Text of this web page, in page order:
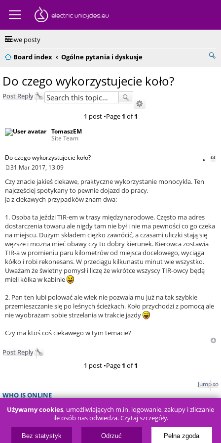
Nowe posty
Board index
Ogólne pytania i dyskusje
Do czego wykorzystujecie koło?
Post Reply
1 post •Page 1 of1
TomaszEM
Site Team
Do czego wykorzystujecie koło?
31 Mar 2017, 13:09
Czy znacie jakieś ciekawe, praktyczne wykorzystanie monocykla. Ten
najczęściej spotykany to pewnie dojazd do pracy.
Ja z ciekawych przypadków znam dwa:
1. Osoba ta jeździ TIR-em w trasy międzynarodowe. Często ma adres
dostarczenia towaru ale nigdy tam nie był i nie ma pewności co go czeka
na miejscu. Dużym składem ciężko zawrócić, a czasami uliczki stają się
węższe i można mieć obawy czy to dobry kierunek. Kierowca zostawia
TIR-a w promieniu paru kilometrów od miejsca docelowego, wyciąga
kółko i robi rekonesans. W przeciągu kilkunastu minut wie wszystko.
Uważam że świetny pomysł i liczę że wkrótce wszyscy TIR-owcy będą
mieli kółka w kabinie
2. Pan ten lubi polować ale wiek nie pozwala mu już na tak szybkie
przemieszczanie się po leśnych ścieżkach. Koło przychodzi z pomocą ale
nie wyobrażam sobie strzelania w trakcie jazdy
Czy ma ktoś coś ciekawego w tym temacie?
Post Reply
1 post •Page 1 of1
Jump to
WHO IS ONLINE
Users browsing this forum: No registered users and 78 guests
Powered by ® Forum Software © phpBB Limited
Używamy cookies, umożliwiających m.in. logowanie, zakupy i zliczanie
ile osób nas odwiedza.Czytaj szczegóły.
Bez statystyk Odrzuć Pełna zgoda